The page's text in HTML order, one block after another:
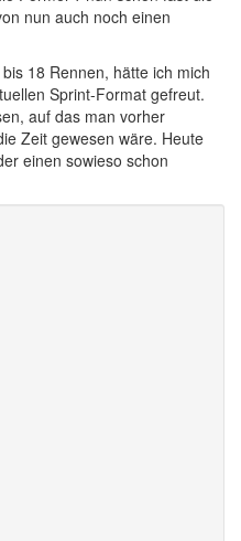
nun auch noch einen
18 Rennen, hätte ich mich
Sprint-Format gefreut.
auf das man vorher
Zeit gewesen wäre. Heute
einen sowieso schon